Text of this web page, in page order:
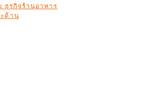
ธุรกิจร้านอาหาร
ด้าน